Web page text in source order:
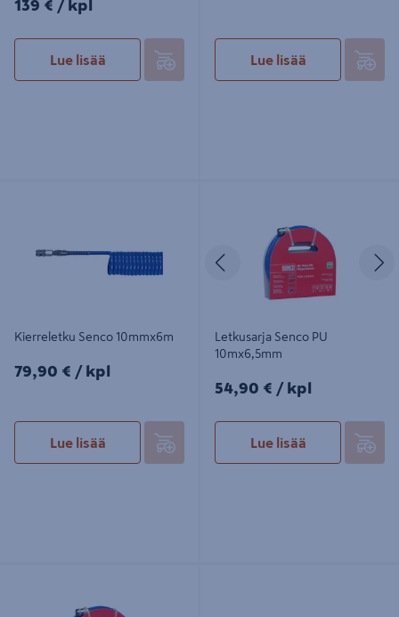
139 € / kpl
Lue lisää Lue lisää
Kierreletku Senco 10mmx6m
79,90€/kpl
79,90 € / kpl
Lue lisää
Edellinen
Letkusarja Senco PU
10mx6,5mm
54,90€/kpl
54,90 € / kpl
Lue lisää